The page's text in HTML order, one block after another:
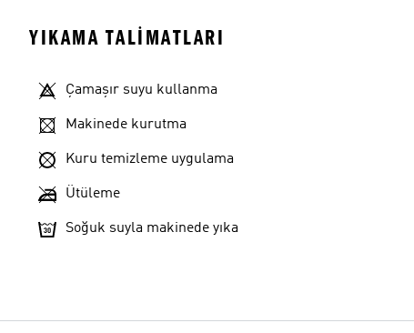
YIKAMA TALIMATLARI
Çamaşır suyu kullanma
Makinede kurutma
Kuru temizleme uygulama
Ütüleme
Soğuk suyla makinede yıka